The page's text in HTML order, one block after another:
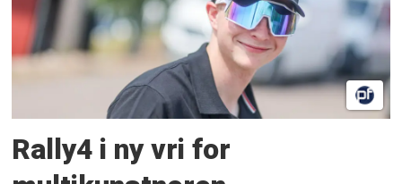
Rally4 i ny vri for